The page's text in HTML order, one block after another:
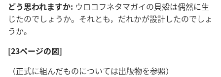
どう思われますか: ウロコフネタマガイの貝殻は偶然に生
じたのでしょうか。それとも，だれかが設計したのでしょ
うか。
[23ページの図]
（正式に組んだものについては出版物を参照）